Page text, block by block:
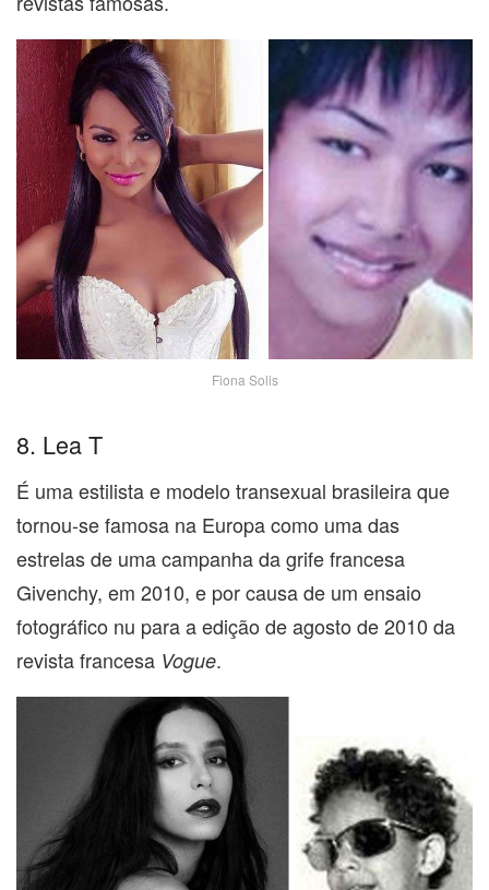
Fiona Solis
8. Lea T
É uma estilista e modelo transexual brasileira que
tornou-se famosa na Europa como uma das
estrelas de uma campanha da grife francesa
Givenchy, em 2010, e por causa de um ensaio
fotográfico nu para a edição de agosto de 2010 da
revista francesa Vogue.